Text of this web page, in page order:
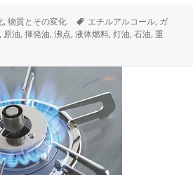
,物質とその変化
タ
グ
エチルアルコール, ガ
,原油,揮発油,沸点,液体燃料,灯油,石油,重